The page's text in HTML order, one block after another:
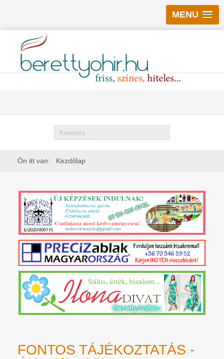
MENU
Keresés
Ön itt van: Kezdőlap
FONTOS TÁJÉKOZTATÁS -